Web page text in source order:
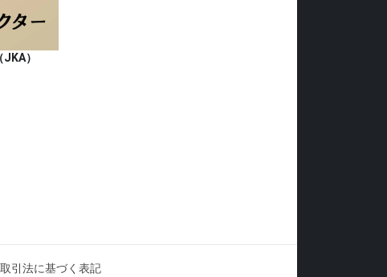
）
引法に基づく表記